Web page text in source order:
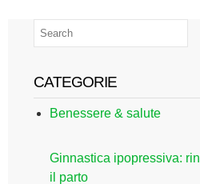
CATEGORIE
Benessere & salute
Ginnastica ipopressiva:
il parto